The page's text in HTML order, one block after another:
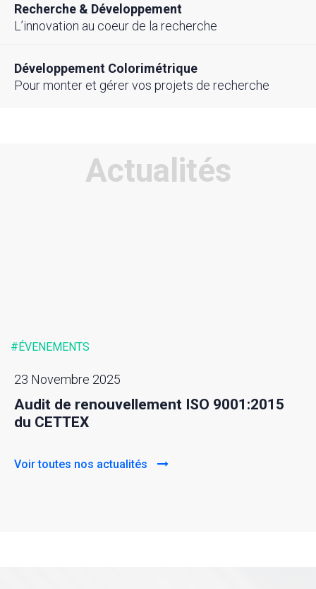
Recherche & Développement
L’innovation au coeur de la recherche
Développement Colorimétrique
Pour monter et gérer vos projets de recherche
Actualités
#ÉVENEMENTS
23 Novembre 2025
Audit de renouvellement ISO 9001:2015
du CETTEX
Voir toutes nos actualités